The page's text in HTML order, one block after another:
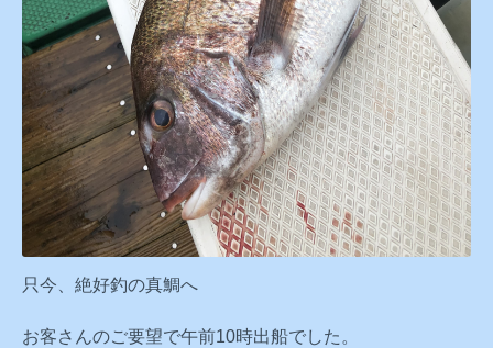
只今、絶好釣の真鯛へ
お客さんのご要望で午前10時出船でした。